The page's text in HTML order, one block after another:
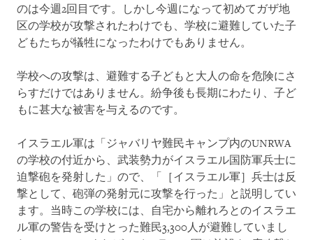
のは今週2回目です。しかし今週になって初めてガザ地
区の学校が攻撃されたわけでも、学校に避難していた子
どもたちが犠牲になったわけでもありません。
学校への攻撃は、避難する子どもと大人の命を危険にさ
らすだけではありません。紛争後も長期にわたり、子ど
もに甚大な被害を与えるのです。
イスラエル軍は「ジャバリヤ難民キャンプ内のUNRWA
の学校の付近から、武装勢力がイスラエル国防軍兵士に
迫撃砲を発射した」ので、「［イスラエル軍］兵士は反
撃として、砲弾の発射元に攻撃を行った」と説明してい
ます。当時この学校には、自宅から離れろとのイスラエ
ル軍の警告を受けとった難民3,300人が避難していまし